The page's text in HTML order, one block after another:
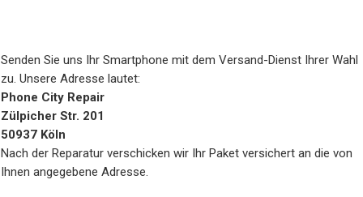
Senden Sie uns Ihr Smartphone mit dem Versand-Dienst Ihrer Wahl
zu. Unsere Adresse lautet:
Phone City Repair
Zülpicher Str. 201
50937 Köln
Nach der Reparatur verschicken wir Ihr Paket versichert an die von
Ihnen angegebene Adresse.